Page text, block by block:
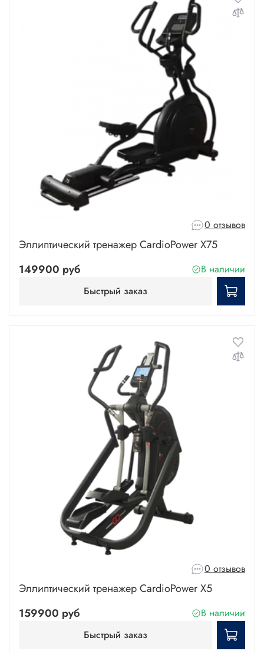
0 отзывов
Эллиптический тренажер CardioPower X75
149900 руб
В наличии
Быстрый заказ
0 отзывов
Эллиптический тренажер CardioPower X5
159900 руб
В наличии
Быстрый заказ